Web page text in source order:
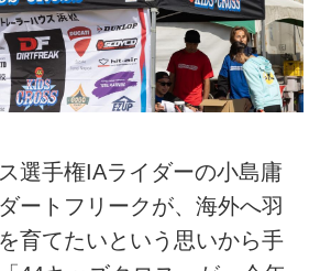
選手権IAライダーの小島庸
ートフリークが、海外へ羽
育てたいという思いから手